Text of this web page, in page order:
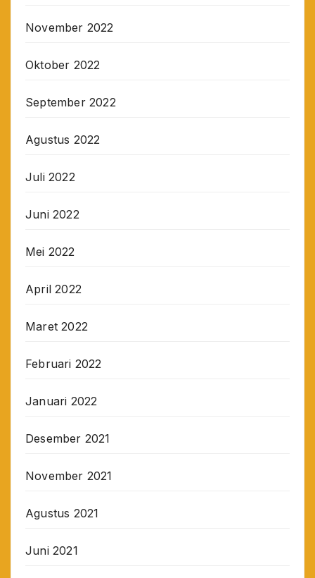
November 2022
Oktober 2022
September 2022
Agustus 2022
Juli 2022
Juni 2022
Mei 2022
April 2022
Maret 2022
Februari 2022
Januari 2022
Desember 2021
November 2021
Agustus 2021
Juni 2021